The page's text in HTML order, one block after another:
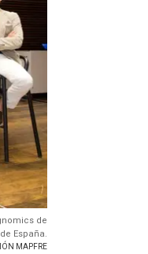
de
España.
MAPFRE